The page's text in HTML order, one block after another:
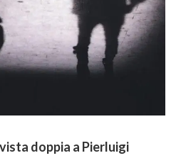
doppia a Pierluigi